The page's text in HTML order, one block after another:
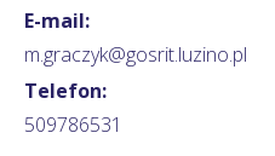
E-mail:
m.graczyk@gosrit.luzino.pl
Telefon:
509786531